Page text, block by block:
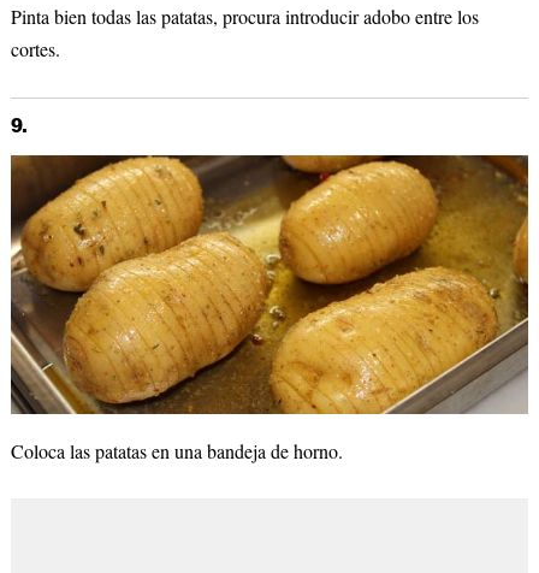
Pinta bien todas las patatas, procura introducir adobo entre los
cortes.
9.
Coloca las patatas en una bandeja de horno.